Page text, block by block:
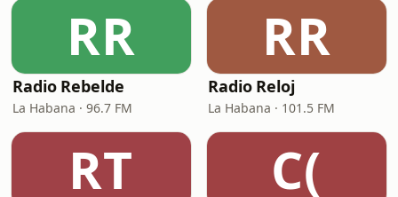
RR
Radio Rebelde
La Habana · 96.7 FM
RR
Radio Reloj
La Habana · 101.5 FM
RT C(